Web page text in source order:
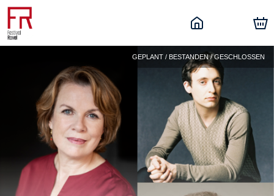
GEPLANT / BESTANDEN / GESCHLOSSEN